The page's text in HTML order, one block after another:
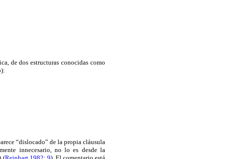
de dos estructuras conocidas como
“dislocado” de la propia cláusula
innecesario, no lo es desde la